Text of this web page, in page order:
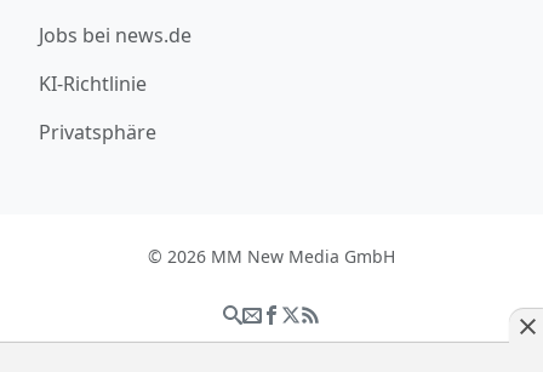
Jobs bei news.de
KI-Richtlinie
Privatsphäre
© 2026 MM New Media GmbH